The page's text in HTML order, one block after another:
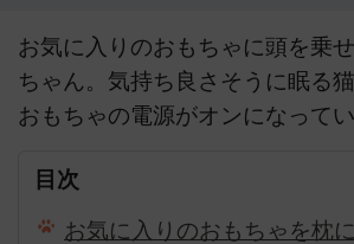
お気に入りのおもちゃに頭を乗
ちゃん。気持ち良さそうに眠る
おもちゃの電源がオンになって
目次
お気に入りのおもちゃを枕